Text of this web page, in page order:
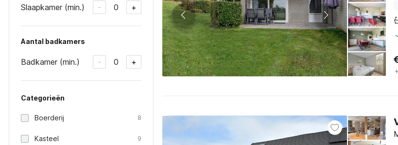
Slaapkamer (min.) - 0 +
Aantal badkamers
Badkamer (min.) - 0 +
Categorieën
Boerderij 8
Kasteel 9
+